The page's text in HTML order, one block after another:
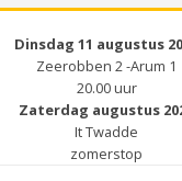
Dinsdag 11 augustus
Zeerobben 2 -Arum 1
20.00 uur
Zaterdag augustus
It Twadde
zomerstop